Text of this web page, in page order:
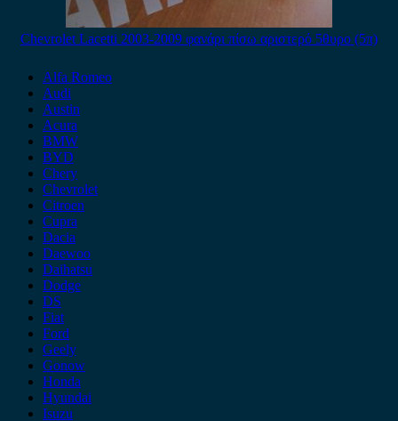
Chevrolet Lacetti 2003-2009 φανάρι πίσω αριστερό 5θυρο (5π)
Alfa Romeo
Audi
Austin
Acura
BMW
BYD
Chery
Chevrolet
Citroen
Cupra
Dacia
Daewoo
Daihatsu
Dodge
DS
Fiat
Ford
Geely
Gonow
Honda
Hyundai
Isuzu